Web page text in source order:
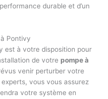
durable et d’un
Pontivy
est à votre disposition pour
de votre pompe à
venir perturber votre
vous vous assurez
votre système en